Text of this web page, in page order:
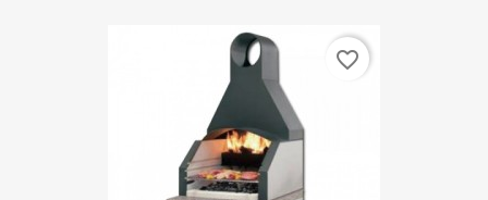
favorite_border